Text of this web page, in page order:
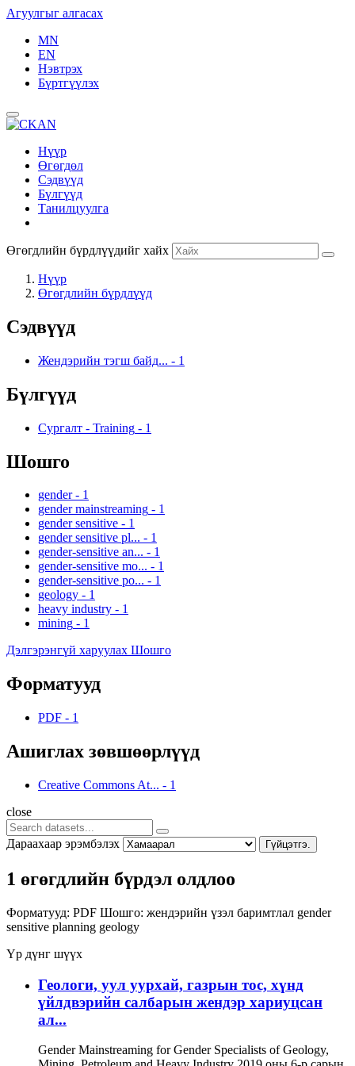
Агуулгыг алгасах
MN
EN
Нэвтрэх
Бүртгүүлэх
Нүүр
Өгөгдөл
Сэдвүүд
Бүлгүүд
Танилцуулга
Өгөгдлийн бүрдлүүдийг хайх
Нүүр
Өгөгдлийн бүрдлүүд
Сэдвүүд
Жендэрийн тэгш байд... - 1
Бүлгүүд
Сургалт - Training - 1
Шошго
gender - 1
gender mainstreaming - 1
gender sensitive - 1
gender sensitive pl... - 1
gender-sensitive an... - 1
gender-sensitive mo... - 1
gender-sensitive po... - 1
geology - 1
heavy industry - 1
mining - 1
Дэлгэрэнгүй харуулах Шошго
Форматууд
PDF - 1
Ашиглах зөвшөөрлүүд
Creative Commons At... - 1
close
Дараахаар эрэмбэлэх Гүйцэтгэ.
1 өгөгдлийн бүрдэл олдлоо
Форматууд: PDF Шошго: жендэрийн үзэл баримтлал gender
sensitive planning geology
Үр дүнг шүүх
Геологи, уул уурхай, газрын тос, хүнд
үйлдвэрийн салбарын жендэр хариуцсан
ал...
Gender Mainstreaming for Gender Specialists of Geology,